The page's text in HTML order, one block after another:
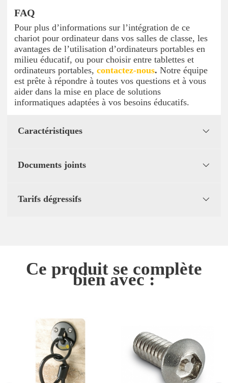
FAQ
Pour plus d’informations sur l’intégration de ce
chariot pour ordinateur dans vos salles de classe, les
avantages de l’utilisation d’ordinateurs portables en
milieu éducatif, ou pour choisir entre tablettes et
ordinateurs portables, contactez-nous. Notre équipe
est prête à répondre à toutes vos questions et à vous
aider dans la mise en place de solutions
informatiques adaptées à vos besoins éducatifs.
Caractéristiques
Documents joints
Tarifs dégressifs
Ce produit se complète
bien avec :